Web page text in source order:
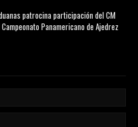
patrocina participación del CM
Panamericano de Ajedrez